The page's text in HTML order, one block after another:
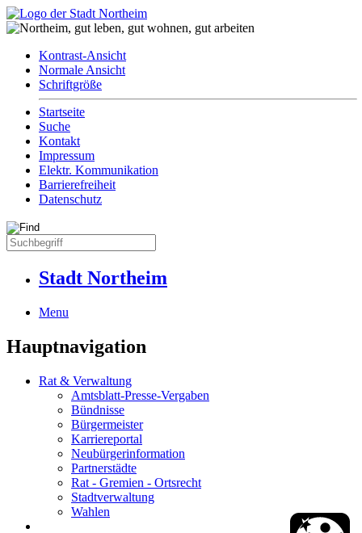
Kontrast-Ansicht
Normale Ansicht
Schriftgröße
Startseite
Suche
Kontakt
Impressum
Elektr. Kommunikation
Barrierefreiheit
Datenschutz
Stadt Northeim
Menu
Hauptnavigation
Rat & Verwaltung
Amtsblatt-Presse-Vergaben
Bündnisse
Bürgermeister
Karriereportal
Neubürgerinformation
Partnerstädte
Rat - Gremien - Ortsrecht
Stadtverwaltung
Wahlen